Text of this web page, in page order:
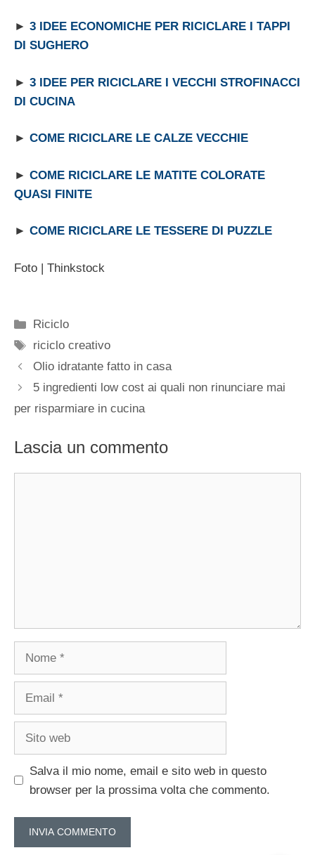
► 3 IDEE ECONOMICHE PER RICICLARE I TAPPI
DI SUGHERO
► 3 IDEE PER RICICLARE I VECCHI STROFINACCI
DI CUCINA
► COME RICICLARE LE CALZE VECCHIE
► COME RICICLARE LE MATITE COLORATE
QUASI FINITE
► COME RICICLARE LE TESSERE DI PUZZLE
Foto | Thinkstock
Categorie
Riciclo
Tag
riciclo creativo
Olio idratante fatto in casa
5 ingredienti low cost ai quali non rinunciare mai
per risparmiare in cucina
Lascia un commento
Nome
Email
Sito
Salva il mio nome, email e sito web in questo
browser per la prossima volta che commento.